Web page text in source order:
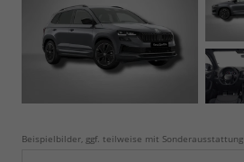
Beispielbilder, ggf. teilweise mit Sonderausstattung